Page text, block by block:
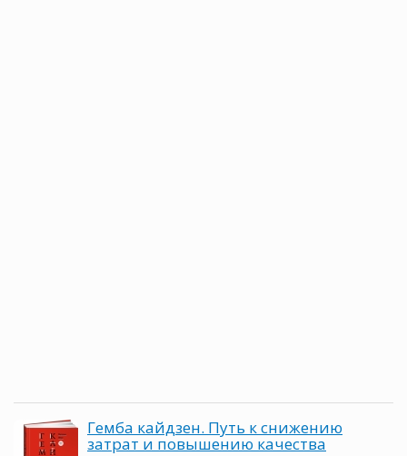
Гемба кайдзен. Путь к снижению
затрат и повышению качества